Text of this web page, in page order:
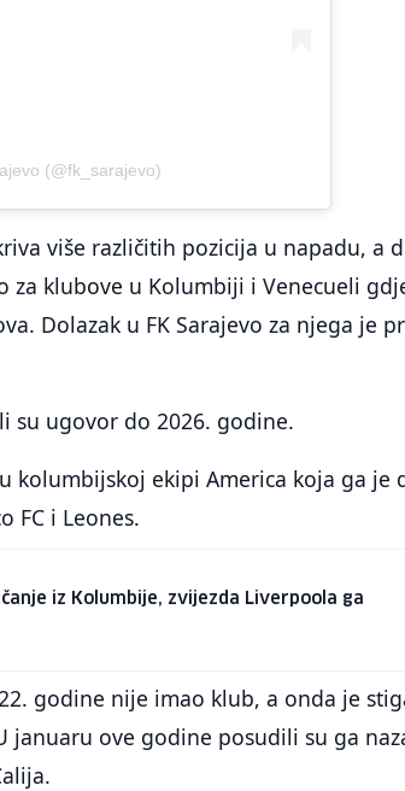
(@fk_sarajevo)
više različitih pozicija u napadu, a
za klubove u Kolumbiji i Venecueli
Dolazak u FK Sarajevo za njega je
su ugovor do 2026. godine.
kolumbijskoj ekipi America koja ga je
FC i Leones.
iz Kolumbije, zvijezda Liverpoola ga
godine nije imao klub, a onda je
januaru ove godine posudili su ga